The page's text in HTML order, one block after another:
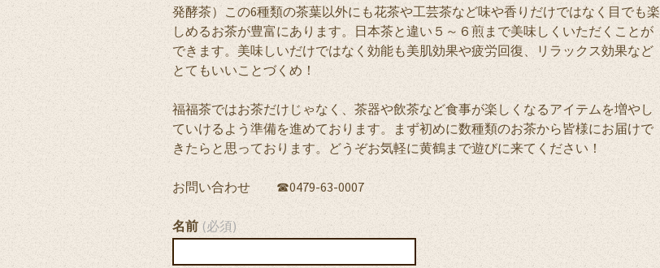
発酵茶）この6種類の茶葉以外にも花茶や工芸茶など味や香りだけではなく目でも楽
しめるお茶が豊富にあります。日本茶と違い５～６煎まで美味しくいただくことが
できます。美味しいだけではなく効能も美肌効果や疲労回復、リラックス効果など
とてもいいことづくめ！
福福茶ではお茶だけじゃなく、茶器や飲茶など食事が楽しくなるアイテムを増やし
ていけるよう準備を進めております。まず初めに数種類のお茶から皆様にお届けで
きたらと思っております。どうぞお気軽に黄鶴まで遊びに来てください！
お問い合わせ ☎0479-63-0007
名前 (必須)